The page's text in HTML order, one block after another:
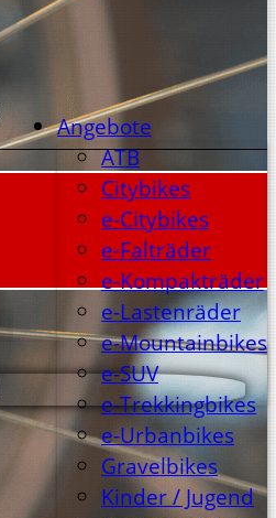
Angebote
ATB
Citybikes
e-Citybikes
e-Falträder
e-Kompakträder
e-Lastenräder
e-Mountainbikes
e-SUV
e-Trekkingbikes
e-Urbanbikes
Gravelbikes
Kinder / Jugend